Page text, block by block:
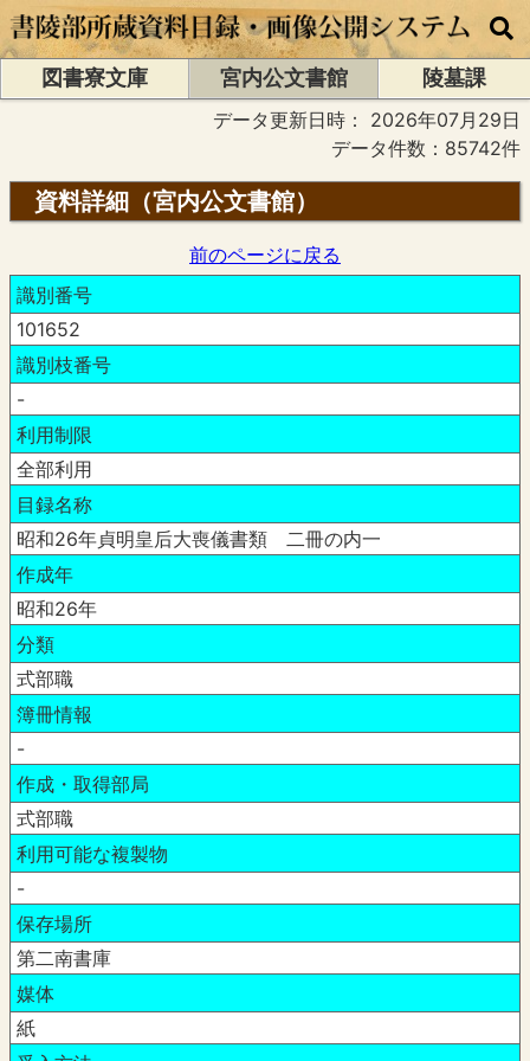
図書寮文庫 宮内公文書館
陵墓課
データ更新日時： 2026年07月29日
データ件数：85742件
資料詳細（宮内公文書館）
前のページに戻る
識別番号
101652
識別枝番号
-
利用制限
全部利用
目録名称
昭和26年貞明皇后大喪儀書類 二冊の内一
作成年
昭和26年
分類
式部職
簿冊情報
-
作成・取得部局
式部職
利用可能な複製物
-
保存場所
第二南書庫
媒体
紙